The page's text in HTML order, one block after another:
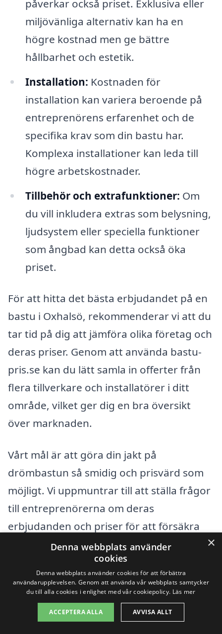
påverkar också priset. Exklusiva eller
miljövänliga alternativ kan ha en
högre kostnad men ge bättre
hållbarhet och estetik.
Installation: Kostnaden för
installation kan variera beroende på
entreprenörens erfarenhet och de
specifika krav som din bastu har.
Komplexa installationer kan leda till
högre arbetskostnader.
Tillbehör och extrafunktioner: Om
du vill inkludera extras som belysning,
ljudsystem eller speciella funktioner
som ångbad kan detta också öka
priset.
För att hitta det bästa erbjudandet på en
bastu i Oxhalsö, rekommenderar vi att du
tar tid på dig att jämföra olika företag och
deras priser. Genom att använda bastu-
pris.se kan du lätt samla in offerter från
flera tillverkare och installatörer i ditt
område, vilket ger dig en bra översikt
över marknaden.
Vårt mål är att göra din jakt på
drömbastun så smidig och prisvärd som
möjligt. Vi uppmuntrar till att ställa frågor
till entreprenörerna om deras
erbjudanden och priser för att försäkra
dig om att du får det bästa möjliga värdet
för din investering. Med rätt information
och val kan du snart njuta av en
avkopplande stund i din egen bastu i
Oxhalsö.
×
Denna webbplats använder
cookies
Denna webbplats använder cookies för att förbättra
användarupplevelsen. Genom att använda vår webbplats samtycker
du till alla cookies i enlighet med vår cookiepolicy. Läs mer
ACCEPTERA ALLA AVVISA ALLT